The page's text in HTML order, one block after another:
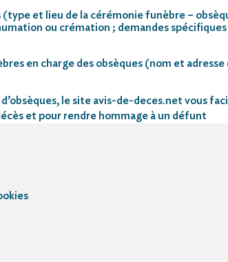
(type et lieu de la cérémonie funèbre –
ou crémation ; demandes
en charge des obsèques (nom et adresse
le site avis-de-deces.net vous
et pour rendre hommage à un défunt